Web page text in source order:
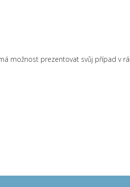
možnost prezentovat svůj případ v